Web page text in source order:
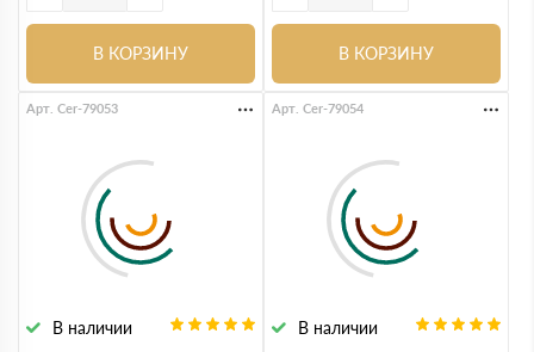
В КОРЗИНУ В КОРЗИНУ
В наличии
Арт. Cer-79053
В наличии
Арт. Cer-79054